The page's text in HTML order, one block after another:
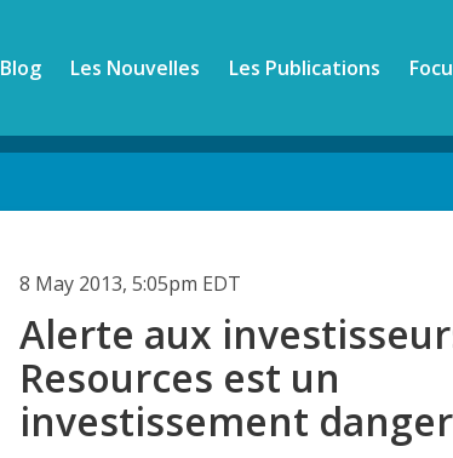
Blog Les Nouvelles Les Publications
8 May 2013, 5:05pm EDT
Alerte aux
Resources est un
investissement